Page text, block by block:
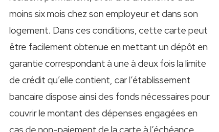
moins six mois chez son employeur et dans son
logement. Dans ces conditions, cette carte peut
être facilement obtenue en mettant un dépôt en
garantie correspondant à une à deux fois la limite
de crédit qu’elle contient, car l’établissement
bancaire dispose ainsi des fonds nécessaires pour
couvrir le montant des dépenses engagées en